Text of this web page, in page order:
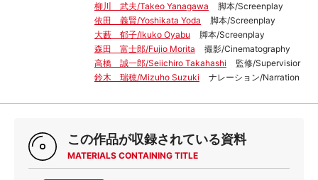
柳川 武夫/Takeo Yanagawa
脚本/Screenplay
依田 義賢/Yoshikata Yoda
脚本/Screenplay
大藪 郁子/Ikuko Oyabu
脚本/Screenplay
森田 富士郎/Fujio Morita
撮影/Cinematography
高橋 誠一郎/Seiichiro Takahashi
監修/Supervisior
鈴木 瑞穂/Mizuho Suzuki
ナレーション/Narration
この作品が収録されている資料
MATERIALS CONTAINING TITLE